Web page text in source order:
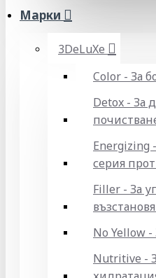
Марки
3DeLuXe
Color - За
Detox - За
Energizing
серия
Filler - За
No Yellow -
Nutritive -